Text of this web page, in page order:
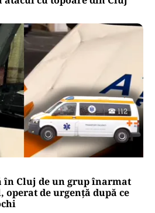
în Cluj de un grup înarmat
operat de urgență după ce